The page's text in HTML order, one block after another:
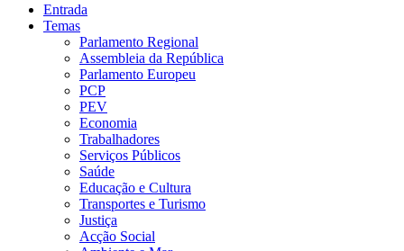
Entrada
Temas
Parlamento Regional
Assembleia da República
Parlamento Europeu
PCP
PEV
Economia
Trabalhadores
Serviços Públicos
Saúde
Educação e Cultura
Transportes e Turismo
Justiça
Acção Social